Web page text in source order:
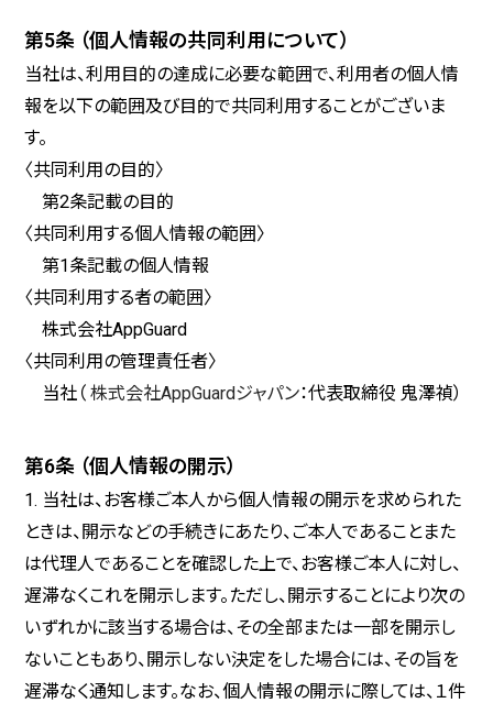
第5条 （個人情報の共同利用について）
当社は、利用目的の達成に必要な範囲で、利用者の個人情
報を以下の範囲及び目的で共同利用することがございま
す。
〈共同利用の目的〉
第2条記載の目的
〈共同利用する個人情報の範囲〉
第1条記載の個人情報
〈共同利用する者の範囲〉
株式会社AppGuard
〈共同利用の管理責任者〉
当社（株式会社AppGuardジャパン：代表取締役 鬼澤禎）
第6条 （個人情報の開示）
1. 当社は、お客様ご本人から個人情報の開示を求められた
ときは、開示などの手続きにあたり、ご本人であることまた
は代理人であることを確認した上で、お客様ご本人に対し、
遅滞なくこれを開示します。ただし、開示することにより次の
いずれかに該当する場合は、その全部または一部を開示し
ないこともあり、開示しない決定をした場合には、その旨を
遅滞なく通知します。なお、個人情報の開示に際しては、１件